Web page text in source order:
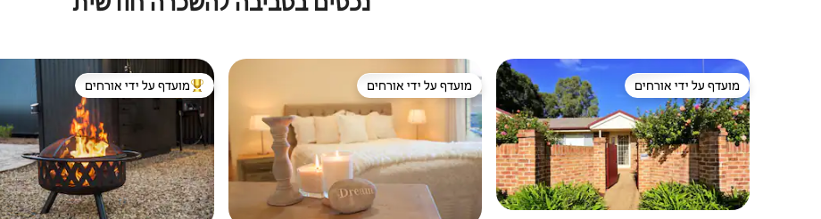
מועדף על ידי אורחים
מועדף על ידי אורחים מועדף על ידי אורחים
מועדף על ידי אורחים מוביל בקרב נכסים מועדפים על ידי אורחים
מועדף על ידי אורחים